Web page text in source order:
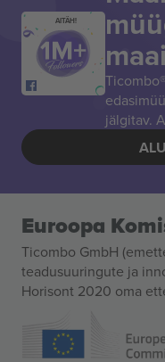
AITÄH!
jälgitav.
Euroopa
Ticombo GmbH
teadusuuringute ja
Horisont 2020 oma